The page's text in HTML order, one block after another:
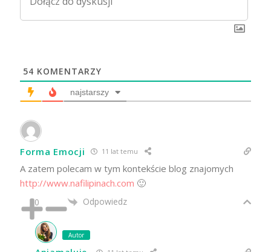
54 KOMENTARZY
najstarszy
Forma Emocji 11 lat temu
A zatem polecam w tym kontekście blog znajomych
http://www.nafilipinach.com 🙂
0 Odpowiedz
Autor